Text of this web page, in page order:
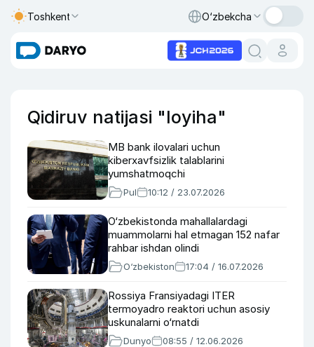
Toshkent O‘zbekcha
Qidiruv natijasi "loyiha"
MB bank ilovalari uchun
kiberxavfsizlik talablarini
yumshatmoqchi
Pul 10:12 / 23.07.2026
O‘zbekistonda mahallalardagi
muammolarni hal etmagan 152 nafar
rahbar ishdan olindi
O‘zbekiston 17:04 / 16.07.2026
Rossiya Fransiyadagi ITER
termoyadro reaktori uchun asosiy
uskunalarni o‘rnatdi
Dunyo 08:55 / 12.06.2026